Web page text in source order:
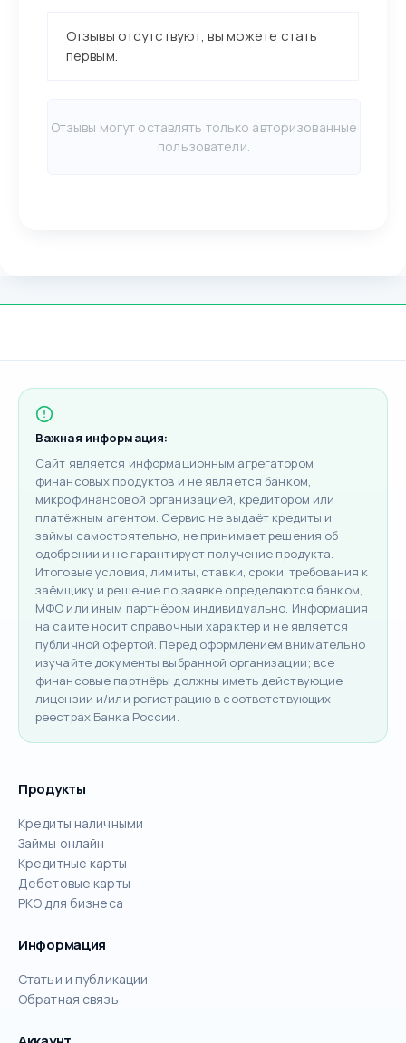
Отзывы отсутствуют, вы можете стать
первым.
Отзывы могут оставлять только авторизованные
пользователи.
Важная информация:
Сайт является информационным агрегатором
финансовых продуктов и не является банком,
микрофинансовой организацией, кредитором или
платёжным агентом. Сервис не выдаёт кредиты и
займы самостоятельно, не принимает решения об
одобрении и не гарантирует получение продукта.
Итоговые условия, лимиты, ставки, сроки, требования к
заёмщику и решение по заявке определяются банком,
МФО или иным партнёром индивидуально. Информация
на сайте носит справочный характер и не является
публичной офертой. Перед оформлением внимательно
изучайте документы выбранной организации; все
финансовые партнёры должны иметь действующие
лицензии и/или регистрацию в соответствующих
реестрах Банка России.
Продукты
Кредиты наличными
Займы онлайн
Кредитные карты
Дебетовые карты
РКО для бизнеса
Информация
Статьи и публикации
Обратная связь